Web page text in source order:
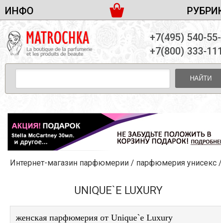
ИНФО
ДОСТАВКА И ОПЛАТА
ПАРТНЕРСТВО
КОНТАКТЫ
ЖЕНСКАЯ ПАРФЮМЕРИЯ
МУЖСКАЯ ПАРФЮМЕРИЯ
УНИСЕКС ПАРФЮМЕРИЯ
ЖЕНСКИЕ НАБОРЫ
МУЖСКИЕ НАБОРЫ
УНИСЕКС НАБОРЫ
УХОД ЗА ЛИЦОМ
УХОД ЗА ТЕЛОМ
ДЕКОРАТИВНАЯ КОСМЕТИКА
+7(495) 540-
+7(800) 333-
НАЙТИ
Интернет-магазин парфюмерии / парфюмерия унисекс
UNIQUE`E LUXURY
женская парфюмерия от Unique`e Luxury